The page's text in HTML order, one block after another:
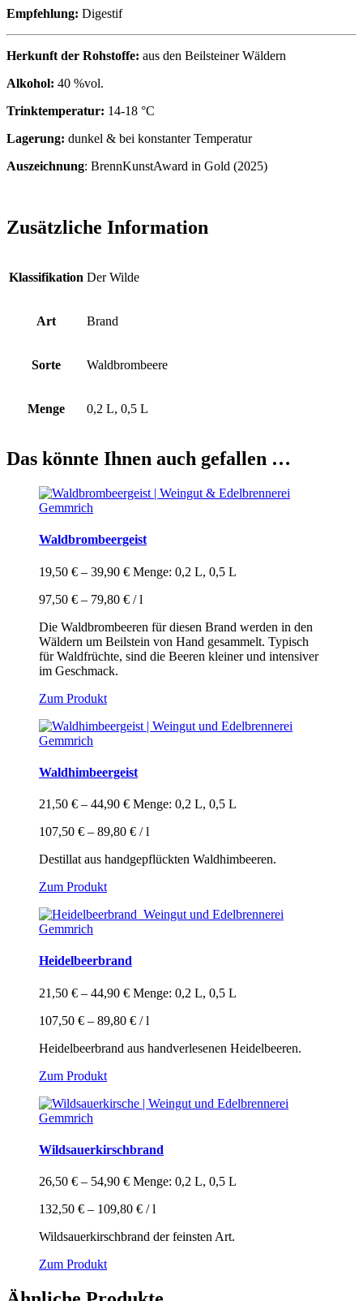
Empfehlung: Digestif
Herkunft der Rohstoffe: aus den Beilsteiner Wäldern
Alkohol: 40 %vol.
Trinktemperatur: 14-18 °C
Lagerung: dunkel & bei konstanter Temperatur
Auszeichnung: BrennKunstAward in Gold (2025)
Zusätzliche Information
Klassifikation Der Wilde
Art Brand
Sorte Waldbrombeere
Menge 0,2 L, 0,5 L
Das könnte Ihnen auch gefallen …
Waldbrombeergeist
19,50 € – 39,90 € Menge: 0,2 L, 0,5 L
97,50 € – 79,80 € /l
Die Waldbrombeeren für diesen Brand werden in den
Wäldern um Beilstein von Hand gesammelt. Typisch
für Waldfrüchte, sind die Beeren kleiner und intensiver
im Geschmack.
Zum ProduktDieses
weist
auf.
Optionen
auf
Produktseite
werden
Waldhimbeergeist
21,50 € – 44,90 € Menge: 0,2 L, 0,5 L
107,50 € – 89,80 € /l
Destillat aus handgepflückten Waldhimbeeren.
Zum ProduktDieses
weist
auf.
Optionen
auf
Produktseite
werden
Heidelbeerbrand
21,50 € – 44,90 € Menge: 0,2 L, 0,5 L
107,50 € – 89,80 € /l
Heidelbeerbrand aus handverlesenen Heidelbeeren.
Zum ProduktDieses
weist
auf.
Optionen
auf
Produktseite
werden
Wildsauerkirschbrand
26,50 € – 54,90 € Menge: 0,2 L, 0,5 L
132,50 € – 109,80 € /l
Wildsauerkirschbrand der feinsten Art.
Zum ProduktDieses
weist